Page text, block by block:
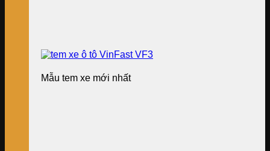
Mẫu tem xe mới nhất